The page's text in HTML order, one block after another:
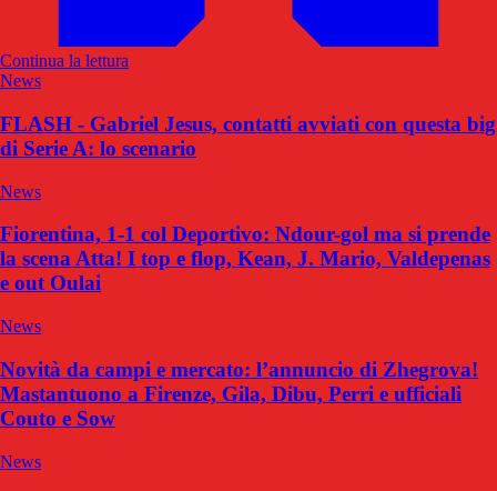
Continua la lettura
News
FLASH - Gabriel Jesus, contatti avviati con questa big
di Serie A: lo scenario
News
Fiorentina, 1-1 col Deportivo: Ndour-gol ma si prende
la scena Atta! I top e flop, Kean, J. Mario, Valdepenas
e out Oulai
News
Novità da campi e mercato: l’annuncio di Zhegrova!
Mastantuono a Firenze, Gila, Dibu, Perri e ufficiali
Couto e Sow
News